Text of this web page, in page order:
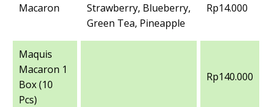
Macaron
Strawberry, Blueberry,
Green Tea, Pineapple
Rp14.000
Maquis
Macaron 1
Box (10
Pcs)
Rp140.000